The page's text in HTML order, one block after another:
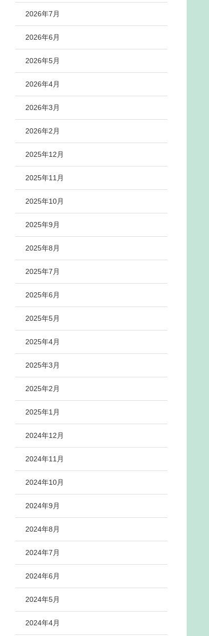
2026年7月
2026年6月
2026年5月
2026年4月
2026年3月
2026年2月
2025年12月
2025年11月
2025年10月
2025年9月
2025年8月
2025年7月
2025年6月
2025年5月
2025年4月
2025年3月
2025年2月
2025年1月
2024年12月
2024年11月
2024年10月
2024年9月
2024年8月
2024年7月
2024年6月
2024年5月
2024年4月